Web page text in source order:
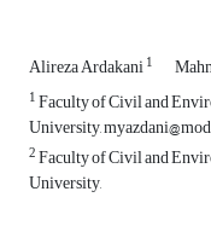
Alireza Ardakani1
1Faculty of Civil and
University,
2Faculty of Civil and
University,